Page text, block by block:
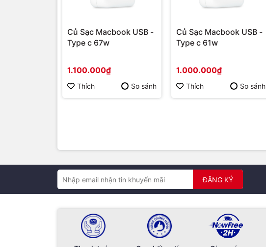
Củ Sạc Macbook USB -
Type c 67w
1.100.000₫
Thích So sánh
Củ Sạc Macbook USB -
Type c 61w
1.000.000₫
Thích So sánh
ĐĂNG KÝ